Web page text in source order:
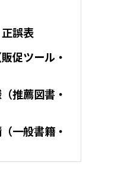
誤表
促ツール・
推薦図書・
一般書籍・